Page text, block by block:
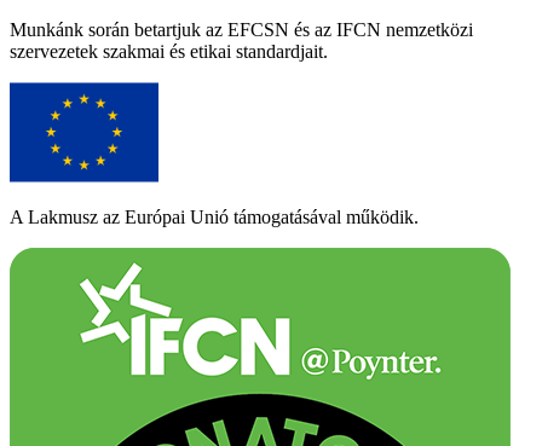
Munkánk során betartjuk az EFCSN és az IFCN nemzetközi
szervezetek szakmai és etikai standardjait.
A Lakmusz az Európai Unió támogatásával működik.